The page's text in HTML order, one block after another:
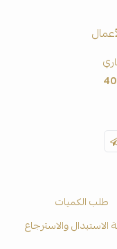
طلب الكميات
والاسترجاع